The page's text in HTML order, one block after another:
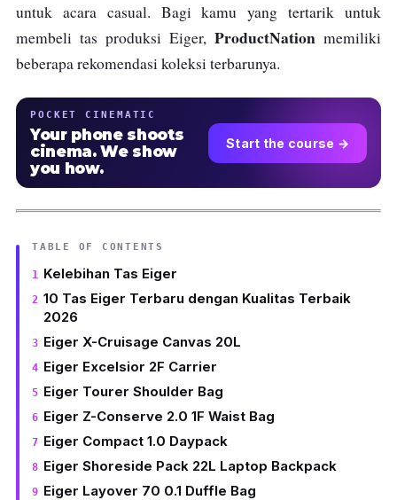
untuk acara casual. Bagi kamu yang tertarik untuk
membeli tas produksi Eiger, ProductNation memiliki
beberapa rekomendasi koleksi terbarunya.
POCKET CINEMATIC
Your phone shoots
cinema. We show
you how.
Start the course →
TABLE OF CONTENTS
Kelebihan Tas Eiger
10 Tas Eiger Terbaru dengan Kualitas Terbaik
2026
Eiger X-Cruisage Canvas 20L
Eiger Excelsior 2F Carrier
Eiger Tourer Shoulder Bag
Eiger Z-Conserve 2.0 1F Waist Bag
Eiger Compact 1.0 Daypack
Eiger Shoreside Pack 22L Laptop Backpack
Eiger Layover 70 0.1 Duffle Bag